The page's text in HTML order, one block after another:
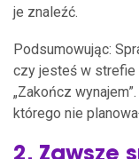
je znaleźć.
Podsumowując:
czy jesteś w strefie
„Zakończ
którego nie
2. Zawsze